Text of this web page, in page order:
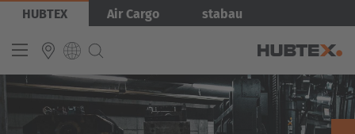
Overslaan
naar
inhoud
HUBTEX Air Cargo stabau
INTERNATIONAL